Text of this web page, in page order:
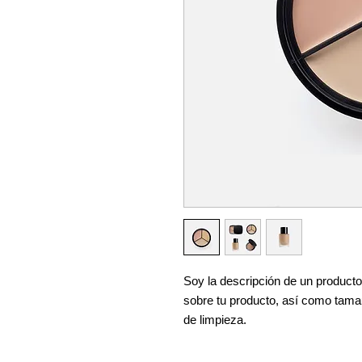
Soy la descripción de un
sobre tu producto, así como
de limpieza.